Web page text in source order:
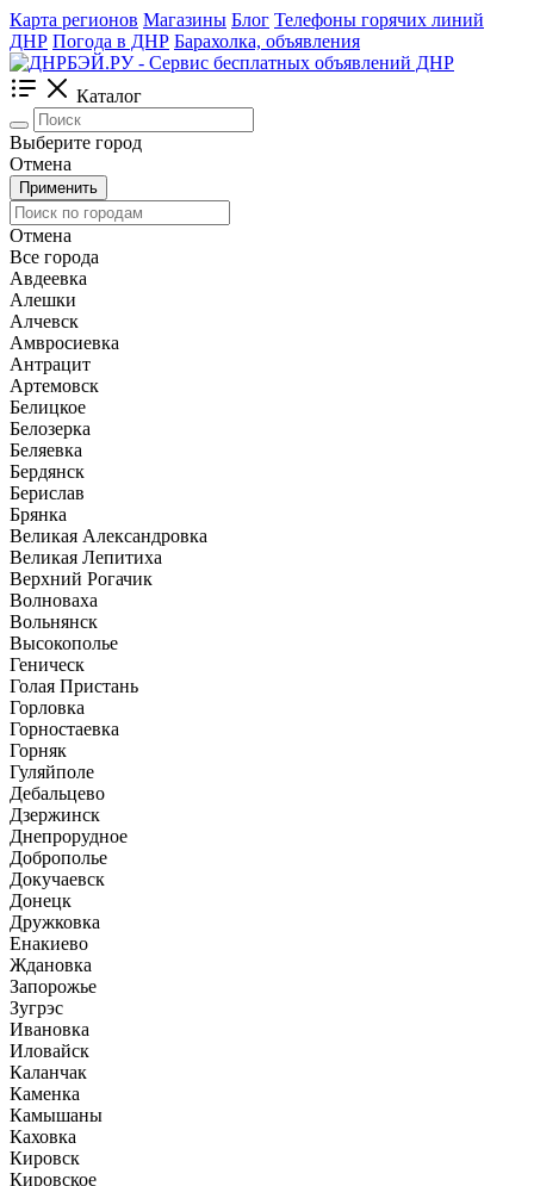
Карта регионов Магазины Блог Телефоны горячих линий
ДНР Погода в ДНР Барахолка, объявления
Каталог
Выберите город
Отмена
Применить
Отмена
Все города
Авдеевка
Алешки
Алчевск
Амвросиевка
Антрацит
Артемовск
Белицкое
Белозерка
Беляевка
Бердянск
Берислав
Брянка
Великая Александровка
Великая Лепитиха
Верхний Рогачик
Волноваха
Вольнянск
Высокополье
Геническ
Голая Пристань
Горловка
Горностаевка
Горняк
Гуляйполе
Дебальцево
Дзержинск
Днепрорудное
Доброполье
Докучаевск
Донецк
Дружковка
Енакиево
Ждановка
Запорожье
Зугрэс
Ивановка
Иловайск
Каланчак
Каменка
Камышаны
Каховка
Кировск
Кировское